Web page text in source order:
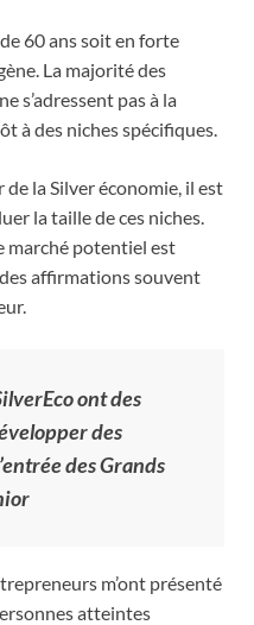
60 ans soit en forte
La majorité des
s’adressent pas à la
à des niches spécifiques.
la Silver économie, il est
la taille de ces niches.
marché potentiel est
affirmations souvent
ont des
des
des Grands
m’ont présenté
atteintes